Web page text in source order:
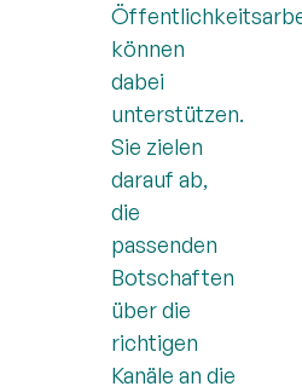
können
dabei
unterstützen.
Sie zielen
darauf ab,
die
passenden
Botschaften
über die
richtigen
Kanäle an die